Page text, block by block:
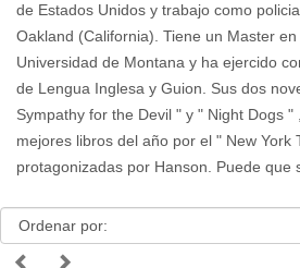
de Estados Unidos y trabajo como
Oakland (California). Tiene un Master
Universidad de Montana y ha ejercido
de Lengua Inglesa y Guion. Sus dos
Sympathy for the Devil " y " Night Dogs
mejores libros del año por el " New York
protagonizadas por Hanson. Puede que